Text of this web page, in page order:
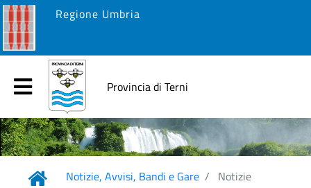
Regione Umbria
Provincia di Terni
Notizie, Avvisi, Bandi e Gare Notizie